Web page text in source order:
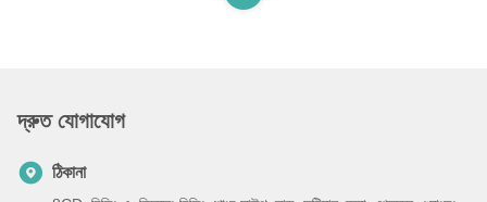
দ্রুত যোগাযোগ
ঠিকানা